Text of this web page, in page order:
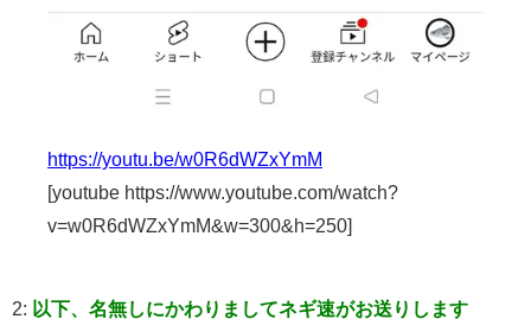
https://youtu.be/w0R6dWZxYmM
[youtube https://www.youtube.com/watch?
v=w0R6dWZxYmM&w=300&h=250]
2: 以下、名無しにかわりましてネギ速がお送りします